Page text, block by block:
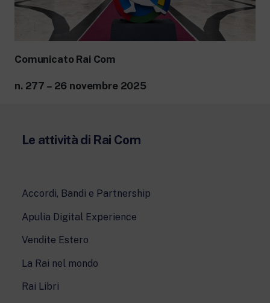
Comunicato Rai Com
n. 277 – 26 novembre 2025
Le attività di Rai Com
Accordi, Bandi e Partnership
Apulia Digital Experience
Vendite Estero
La Rai nel mondo
Rai Libri